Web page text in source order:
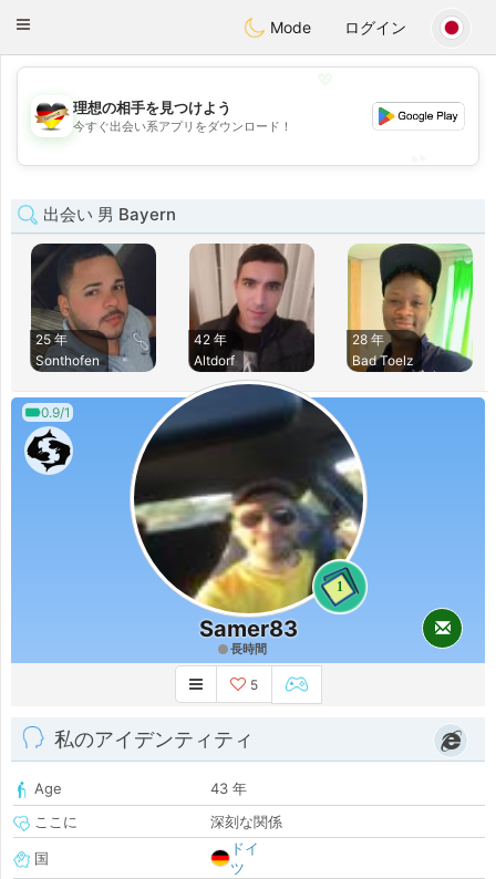
Deutsch Dating
Toggle
Mode ログイン
💖
💕
理想の相手を見つけよう
今すぐ出会い系アプリをダウンロード！
出会い 男 Bayern
25 年
Sonthofen
42 年
Altdorf
28 年
Bad Toelz
0.9/1
1
Samer83
長時間
5
私のアイデンティティ
Age
43 年
ここに
深刻な関係
国
ドイ
ツ